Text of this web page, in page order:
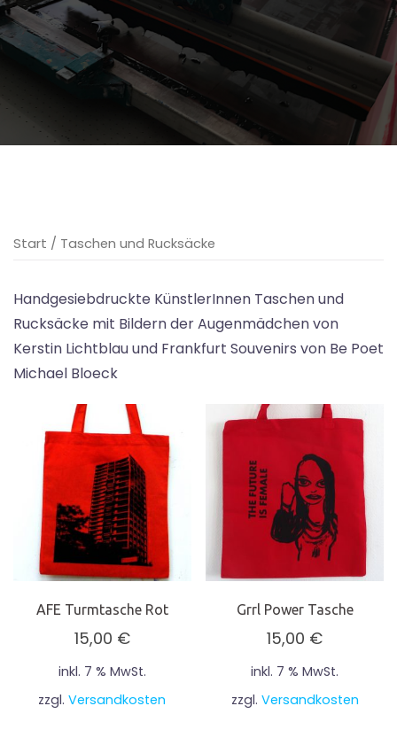
Start / Taschen und Rucksäcke
Handgesiebdruckte KünstlerInnen Taschen und
Rucksäcke mit Bildern der Augenmädchen von
Kerstin Lichtblau und Frankfurt Souvenirs von Be Poet
Michael Bloeck
AFE Turmtasche Rot
15,00 €
inkl. 7 % MwSt.
zzgl.Versandkosten
Grrl Power Tasche
15,00 €
inkl. 7 % MwSt.
zzgl. Versandkosten